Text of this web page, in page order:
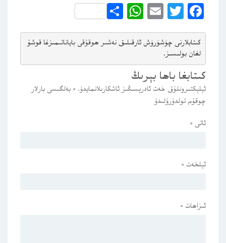
Facebook
Twitter
Email
WhatsApp
Share
كىتابلارنى چۈشۈرۈش ئارقىلىق نەشىر ھوقۇقى باياناتىمىزغا قوشۇ
لغان بولىسىز.
كىتابغا باھا بېرىڭ
ئېلېكتىرونلۇق خەت ئادرېسىڭىز ئاشكارىلانمايدۇ. * بەلگىسى بارلار
چوقۇم تولدۇرۇلىدۇ
ئاتى *
ئېلخەت *
ئىزاھات *